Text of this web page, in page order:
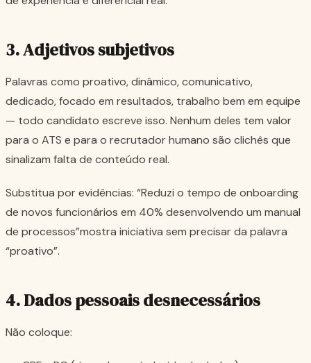
3. Adjetivos subjetivos
Palavras como proativo, dinâmico, comunicativo,
dedicado, focado em resultados, trabalho bem em equipe
— todo candidato escreve isso. Nenhum deles tem valor
para o ATS e para o recrutador humano são clichês que
sinalizam falta de conteúdo real.
Substitua por evidências: “Reduzi o tempo de onboarding
de novos funcionários em 40% desenvolvendo um manual
de processos”mostra iniciativa sem precisar da palavra
“proativo”.
4. Dados pessoais desnecessários
Não coloque: